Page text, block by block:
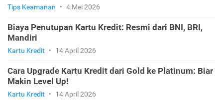
Tips Keamanan • 4 Mei 2026
Biaya Penutupan Kartu Kredit: Resmi dari BNI, BRI,
Mandiri
Kartu Kredit • 14 April 2026
Cara Upgrade Kartu Kredit dari Gold ke Platinum: Biar
Makin Level Up!
Kartu Kredit • 14 April 2026